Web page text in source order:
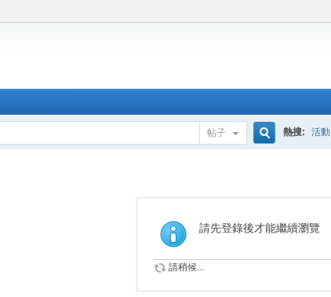
帖子
索
熱搜: 活動
請先登錄後才能繼續瀏覽
請稍候...